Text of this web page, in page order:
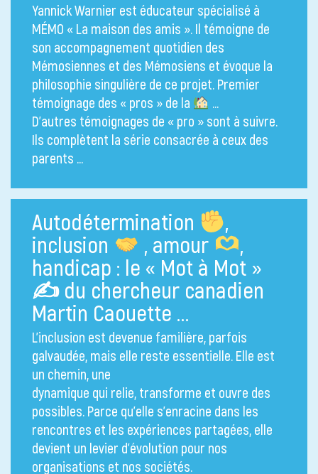
Yannick Warnier est éducateur spécialisé à
MÉMO « La maison des amis ». Il témoigne de
son accompagnement quotidien des
Mémosiennes et des Mémosiens et évoque la
philosophie singulière de ce projet. Premier
témoignage des « pros » de la
D’autres témoignages de « pro » sont à suivre.
Ils complètent la série consacrée à ceux des
parents …
Autodétermination
inclusion
, amour
,
handicap : le « Mot à Mot »
✍du chercheur canadien
Martin Caouette …
L’inclusion est devenue familière, parfois
galvaudée, mais elle reste essentielle. Elle est
un chemin, une
dynamique qui relie, transforme et ouvre des
possibles. Parce qu’elle s’enracine dans les
rencontres et les expériences partagées, elle
devient un levier d’évolution pour nos
organisations et nos sociétés.